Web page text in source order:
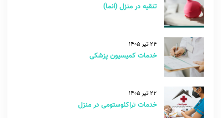
تنقیه در منزل (انما)
24 تیر 1405
خدمات کمیسیون پزشکی
22 تیر 1405
خدمات تراکئوستومی در منزل